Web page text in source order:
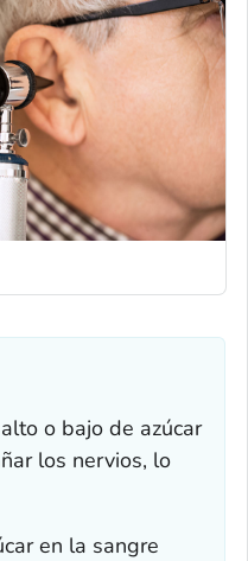
o bajo de azúcar
los nervios, lo
en la sangre